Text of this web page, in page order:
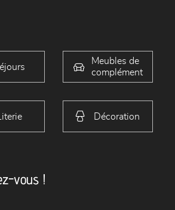
Meubles de
complément
Literie Décoration
vous !